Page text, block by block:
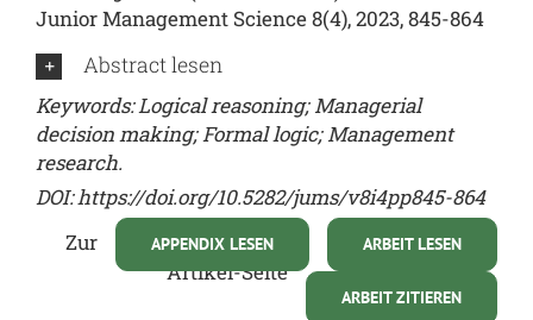
Junior Management Science 8(4), 2023, 845-864
Abstract lesen
Keywords: Logical reasoning; Managerial
decision making; Formal logic; Management
research.
DOI:https://doi.org/10.5282/jums/v8i4pp845-864
ARBEIT LESEN
APPENDIX LESEN
ARBEIT ZITIEREN
Zur
Artikel-Seite